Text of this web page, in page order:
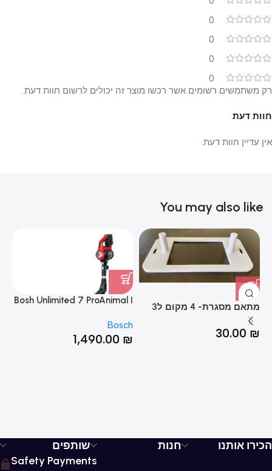
0
0
0
0
חוות דעת
אין עדיין חוות דעת.
רק משתמשים רשומים אשר רכשו מוצר זה יכולים לרשום חוות דעת.
You may also like
מתאם מסגרת- 4 מקום ל3
מקום
30.00 ₪
Bosh Unlimited 7 ProAnimal I
Bosch
1,490.00 ₪
הכירו אותנו חנות
שותפים
Safety Payments